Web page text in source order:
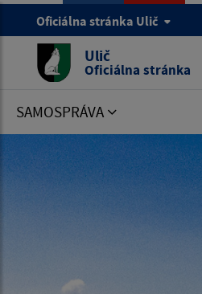
Oficiálna stránka Ulič
Ulič
Oficiálna stránka
SAMOSPRÁVA